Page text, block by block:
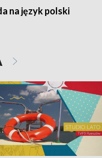
na język polski